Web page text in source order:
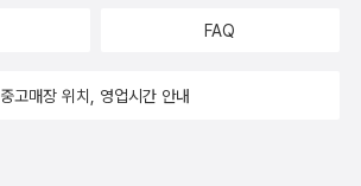
FAQ
중고매장 위치, 영업시간 안내